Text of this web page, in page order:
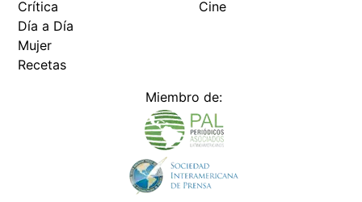
Crítica
Día a Día
Mujer
Recetas
Cine
Miembro de: